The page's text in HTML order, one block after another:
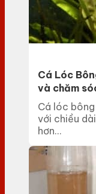
Cá Lóc
và chăm
Cá lóc
với chiều
hơn...